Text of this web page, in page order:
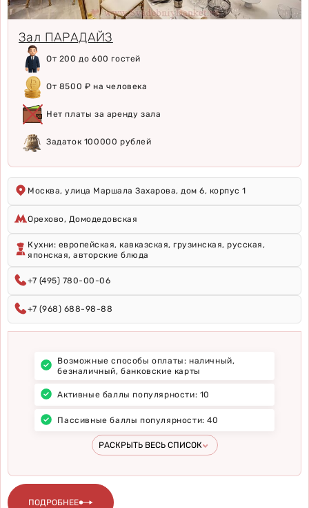
Зал ПАРАДАЙЗ
От 200 до 600 гостей
От 8500 ₽ на человека
Нет платы за аренду зала
Задаток 100000 рублей
Москва, улица Маршала Захарова, дом 6, корпус 1
Орехово, Домодедовская
Кухни: европейская, кавказская, грузинская, русская,
японская, авторские блюда
+7 (495) 780-00-06
+7 (968) 688-98-88
Возможные способы оплаты: наличный,
безналичный, банковские карты
Активные баллы популярности: 10
Пассивные баллы популярности: 40
Можно принести свой алкоголь
Своя собственная кондитерская
В меню есть кальян
В заведении имеется веранда или терраса
В заведении уже проходили выездные
регистрации брака
Возможно запустить фейерверк рядом на
В заведении регулярно играет живая музыка
Бесплатная парковка (большая, охраняемая)
Предоставляются услуги кейтеринга
РАСКРЫТЬ ВЕСЬ СПИСОК
ПОДРОБНЕЕ